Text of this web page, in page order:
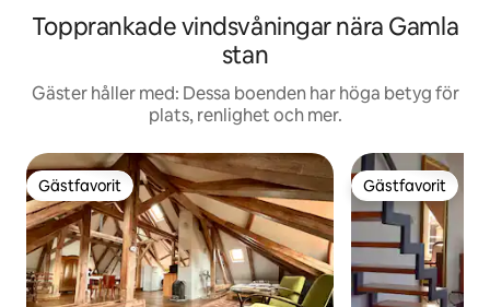
Topprankade vindsvåningar nära Gamla
stan
Gäster håller med: Dessa boenden har höga betyg för
plats, renlighet och mer.
Gästfavorit
Gästfavorit Gästfavorit
Gästfavorit